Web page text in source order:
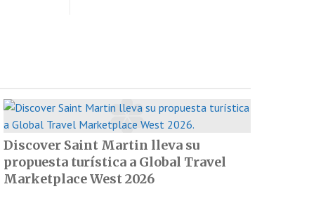
Discover Saint Martin lleva su
propuesta turística a Global Travel
Marketplace West 2026